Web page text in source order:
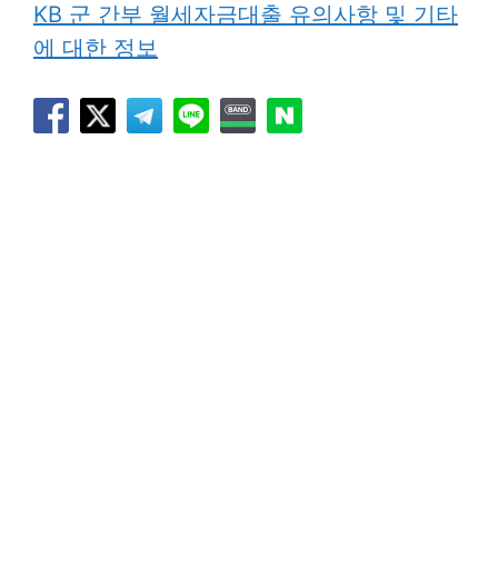
KB 군 간부 월세자금대출 유의사항 및 기타
에 대한 정보